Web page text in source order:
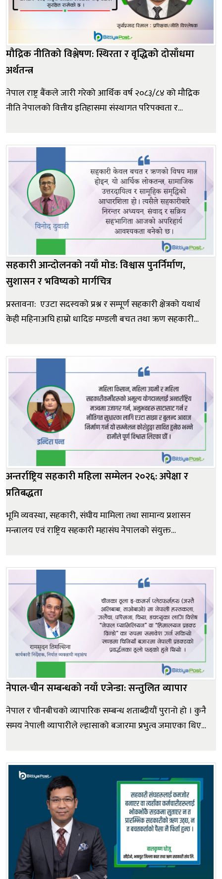
मौद्रिक नीतिको विश्लेषण: स्थिरता र वृद्धिको दोसाँधमा
अर्थतन्त्र
नेपाल राष्ट्र बैंकले जारी गरेको आर्थिक वर्ष २०८३/८४ को मौद्रिक
नीति नेपालको वित्तीय इतिहासमा संस्थागत परिपक्वता र
२५औं मौद्रिक नीतिले वर्तमान विश्व भू-राजनीतिक तनाव र
आन्तरिक आर्थिक शिथिलत...
सहकारी आन्दोलनको नयाँ मोड: विश्वास पुनर्निर्माण,
सुशासन र भविष्यको मार्गचित्र
प्रस्तावना: एउटा सदस्यको प्रश्न र सम्पूर्ण सहकारी क्षेत्रको यथार्थ
केही महिनाअघि हाम्रो धादिङ मण्डली बचत तथा ऋण सहकारी
मुस्कुराउने प्रयास गर्नुभयो, तर अनुहारमा चिन्ता स्पष्ट...
अन्तर्राष्ट्रिय सहकारी महिला सम्मेलन २०२६: अपेक्षा र
प्रतिबद्धता
भूमि व्यवस्था, सहकारी, संघीय मामिला तथा सामान्य प्रशासन
मन्त्रालय एवं राष्ट्रिय सहकारी महासंघ नेपालको संयुक्त
सम्मेलन २०२६’ को सुखद् अवसरमा आयोजक संस्था र मेरो...
नेपाल-चीन सम्बन्धको नयाँ एजेन्डा: सन्तुलित व्यापार
नेपाल र चीनबीचको व्यापारिक सम्बन्ध शताब्दीयौं पुरानो हो । कुनै
समय नेपाली व्यापारीले ल्हासाको बजारमा प्रभुत्व जमाएका थिए
रुपैयाँभन्दा बढी सामान बेच्न सक्दैन । इतिहासले दिएको व्यापार...